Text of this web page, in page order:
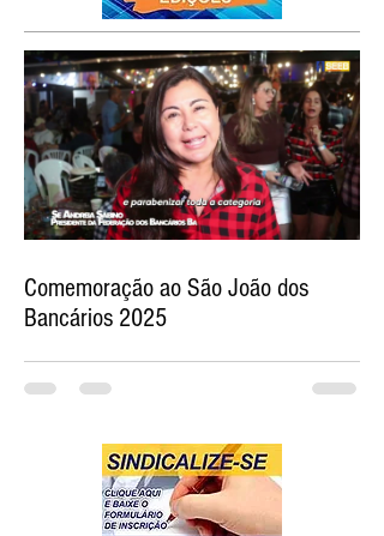
Comemoração ao São João dos
Bancários 2025